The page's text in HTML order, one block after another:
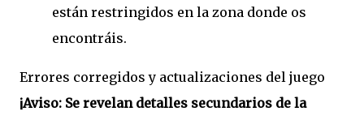
están restringidos en la zona donde os
encontráis.
Errores corregidos y actualizaciones del juego
¡Aviso: Se revelan detalles secundarios de la